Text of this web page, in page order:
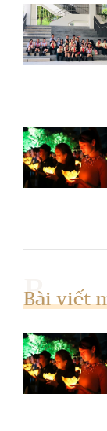
Bài viết